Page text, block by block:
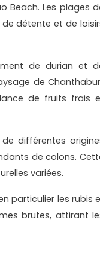
Beach. Les plages
détente et de
de durian et
de
de fruits frais
différentes
de colons.
variées.
particulier les rubis
brutes, attirant